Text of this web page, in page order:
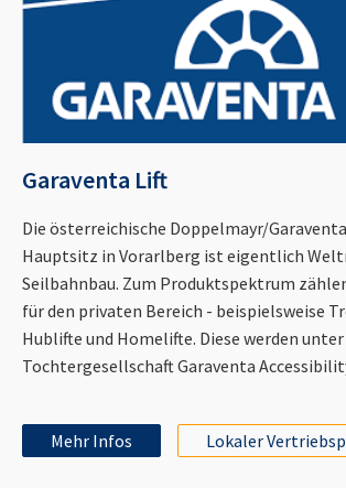
Garaventa Lift
Die österreichische Doppelmayr/
Hauptsitz in Vorarlberg ist eigentlich
Seilbahnbau. Zum Produktspektrum
für den privaten Bereich - beispielsweise
Hublifte und Homelifte. Diese werden
Tochtergesellschaft Garaventa
Mehr Infos Lokaler